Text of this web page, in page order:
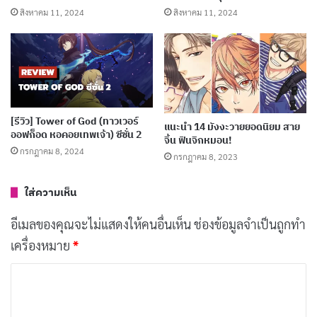
“Solo Leveling” เป็นการ์ตูนยอดนิยมของเกาหลีใต้ที่เขียน
โดย Chugong และวาดภาพประกอบโดย Jang Sung-rak
เดิมทีมีการเผยแพร่ทางออนไลน์และได้รับผู้ติดตามเป็น
จำนวนมากทั่วโลก เรื่องราวติดตามตัวเอกซองจินวู ซึ่งใน
ตอนแรกเป็นที่รู้จักในฐานะนักล่าที่อ่อนแอที่สุดในโลกที่มีสิ่ง
มีชีวิตเหนือธรรมชาติและดันเจี้ยนอยู่
ติดอยู่ในคุกใต้ดินที่อันตราย แต่ก็สามารถเอาชีวิตรอดได้
และค้นพบพลังลึกลับ เขากลายเป็น “ผู้เล่น” ซึ่งเป็นบุคคลที่
สิงหาคม 11, 2024 สิงหาคม 11, 2024
[รีวิว] Tower of God (ทาวเวอร์
ออฟก็อด หอคอยเทพเจ้า) ซีซั่น 2
กรกฎาคม 8, 2024
แนะนำ 14 มังงะวายยอดนิยม สาย
จิ้น ฟินจิกหมอน!
กรกฎาคม 8, 2023
ใส่ความเห็น
อีเมลของคุณจะไม่แสดงให้คนอื่นเห็นช่องข้อมูลจำเป็นถูกทำ
เครื่องหมาย *